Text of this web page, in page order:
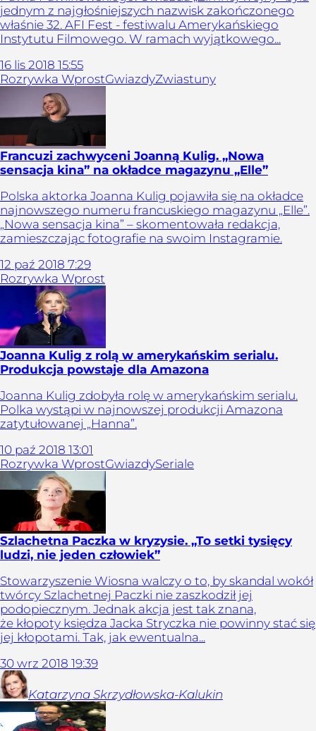
jednym z najgłośniejszych nazwisk zakończonego
właśnie 32. AFI Fest - festiwalu Amerykańskiego
Instytutu Filmowego. W ramach wyjątkowego...
16 lis 2018 15:55
Rozrywka WprostGwiazdyZwiastuny
Francuzi zachwyceni Joanną Kulig. „Nowa
sensacja kina” na okładce magazynu „Elle”
Polska aktorka Joanna Kulig pojawiła się na okładce
najnowszego numeru francuskiego magazynu „Elle”.
„Nowa sensacja kina” – skomentowała redakcja,
zamieszczając fotografie na swoim Instagramie.
12 paź 2018 7:29
Rozrywka Wprost
Joanna Kulig z rolą w amerykańskim serialu.
Produkcja powstaje dla Amazona
Joanna Kulig zdobyła rolę w amerykańskim serialu.
Polka wystąpi w najnowszej produkcji Amazona
zatytułowanej „Hanna”.
10 paź 2018 13:01
Rozrywka WprostGwiazdySeriale
Szlachetna Paczka w kryzysie. „To setki tysięcy
ludzi, nie jeden człowiek”
Stowarzyszenie Wiosna walczy o to, by skandal wokół
twórcy Szlachetnej Paczki nie zaszkodził jej
podopiecznym. Jednak akcja jest tak znana,
że kłopoty księdza Jacka Stryczka nie powinny stać się
jej kłopotami. Tak, jak ewentualna...
30 wrz 2018 19:39
Katarzyna Skrzydłowska-Kalukin